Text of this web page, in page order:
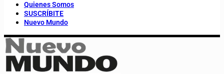
Quienes Somos
SUSCRÍBITE
Nuevo Mundo